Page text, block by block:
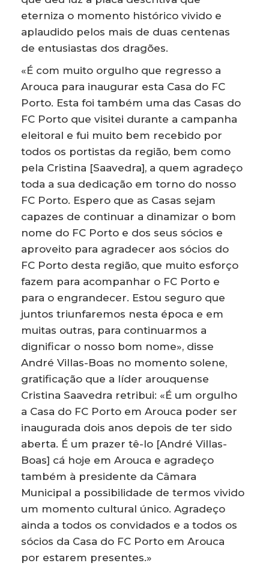
eterniza o momento histórico vivido e
aplaudido pelos mais de duas centenas
de entusiastas dos dragões.
«É com muito orgulho que regresso a
Arouca para inaugurar esta Casa do FC
Porto. Esta foi também uma das Casas do
FC Porto que visitei durante a campanha
eleitoral e fui muito bem recebido por
todos os portistas da região, bem como
pela Cristina [Saavedra], a quem agradeço
toda a sua dedicação em torno do nosso
FC Porto. Espero que as Casas sejam
capazes de continuar a dinamizar o bom
nome do FC Porto e dos seus sócios e
aproveito para agradecer aos sócios do
FC Porto desta região, que muito esforço
fazem para acompanhar o FC Porto e
para o engrandecer. Estou seguro que
juntos triunfaremos nesta época e em
muitas outras, para continuarmos a
dignificar o nosso bom nome», disse
André Villas-Boas no momento solene,
gratificação que a líder arouquense
Cristina Saavedra retribui: «É um orgulho
a Casa do FC Porto em Arouca poder ser
inaugurada dois anos depois de ter sido
aberta. É um prazer tê-lo [André Villas-
Boas] cá hoje em Arouca e agradeço
também à presidente da Câmara
Municipal a possibilidade de termos vivido
um momento cultural único. Agradeço
ainda a todos os convidados e a todos os
sócios da Casa do FC Porto em Arouca
por estarem presentes.»